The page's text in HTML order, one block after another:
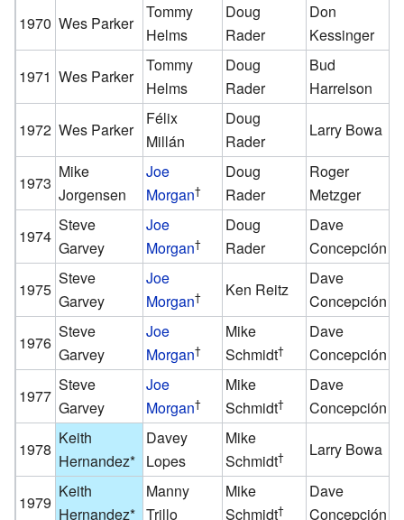
1970 Wes Parker
Tommy
Helms
Doug
Rader
Don
Kessinger
1971 Wes Parker
Tommy
Helms
Doug
Rader
Bud
Harrelson
1972 Wes Parker
Félix
Millán
Doug
Rader
Larry Bowa
1973
Mike
Jorgensen
Joe
Morgan†
Doug
Rader
Roger
Metzger
1974
Steve
Garvey
Joe
Morgan†
Doug
Rader
Dave
Concepción
1975
Steve
Garvey
Joe
Morgan† Ken Reitz
Dave
Concepción
1976
Steve
Garvey
Joe
Morgan†
Mike
Schmidt†
Dave
Concepción
1977
Steve
Garvey
Joe
Morgan†
Mike
Schmidt†
Dave
Concepción
1978
Keith
Hernandez*
Davey
Lopes
Mike
Schmidt† Larry Bowa
1979
Keith
Hernandez*
Manny
Trillo
Mike
Schmidt†
Dave
Concepción